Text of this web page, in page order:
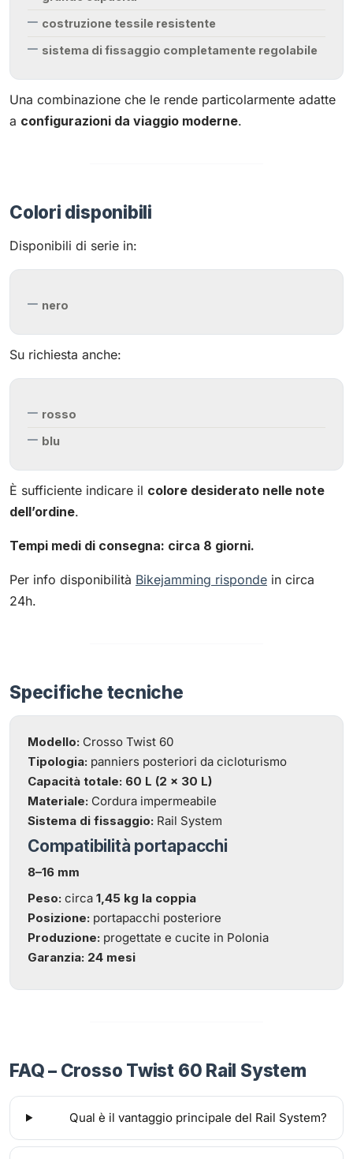
costruzione tessile resistente
sistema di fissaggio completamente regolabile
Una combinazione che le rende particolarmente adatte
a configurazioni da viaggio moderne.
Colori disponibili
Disponibili di serie in:
nero
Su richiesta anche:
rosso
blu
È sufficiente indicare il colore desiderato nelle note
dell’ordine.
Tempi medi di consegna: circa 8 giorni.
Per info disponibilità Bikejamming risponde in circa
24h.
Specifiche tecniche
Modello: Crosso Twist 60
Tipologia: panniers posteriori da cicloturismo
Capacità totale: 60 L (2 × 30 L)
Materiale: Cordura impermeabile
Sistema di fissaggio: Rail System
Compatibilità portapacchi
8–16 mm
Peso: circa 1,45 kg la coppia
Posizione: portapacchi posteriore
Produzione: progettate e cucite in Polonia
Garanzia: 24 mesi
FAQ – Crosso Twist 60 Rail System
Qual è il vantaggio principale del Rail System?